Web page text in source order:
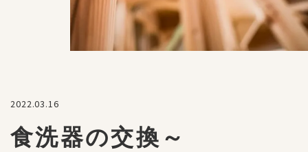
2022.03.16
食洗器の交換～